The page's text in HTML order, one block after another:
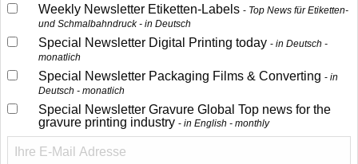
Weekly Newsletter Etiketten-Labels
Top News für Etiketten-
und Schmalbahndruck - in Deutsch
Special Newsletter Digital Printing today
in Deutsch -
monatlich
Special Newsletter Packaging Films & Converting
in
Deutsch - monatlich
Special Newsletter Gravure Global Top news for the
gravure printing industry
in English - monthly